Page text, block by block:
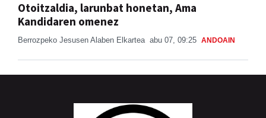
Otoitzaldia, larunbat honetan, Ama
Kandidaren omenez
Berrozpeko Jesusen Alaben Elkartea abu 07, 09:25 ANDOAIN